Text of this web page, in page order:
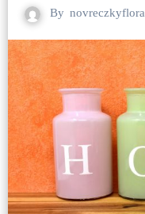
By novreczkyflora